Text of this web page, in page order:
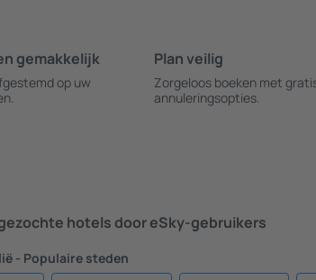
gemakkelijk
op uw
Plan veilig
Zorgeloos boeken met
annuleringsopties.
hotels door eSky-gebruikers
- Populaire steden